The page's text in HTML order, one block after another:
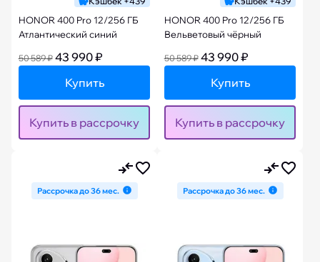
HONOR 400 Pro 12/256 ГБ
Атлантический синий
50 589 ₽ 43 990 ₽
Купить
Купить в рассрочку
HONOR 400 Pro 12/256 ГБ
Вельветовый чёрный
50 589 ₽ 43 990 ₽
Купить
Купить в рассрочку
Рассрочка до 36 мес. Рассрочка до 36 мес.